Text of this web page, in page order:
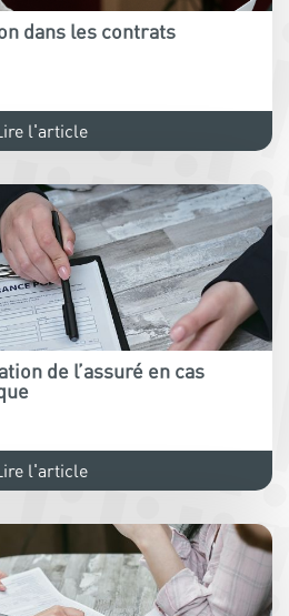
dans les contrats
l'article
de l’assuré en cas
l'article